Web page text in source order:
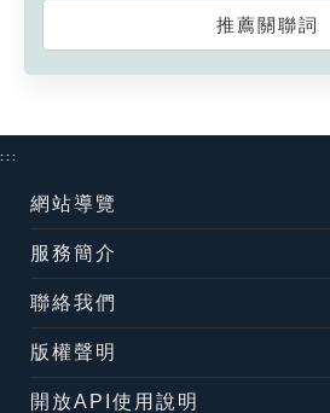
推薦關聯詞
:::
網站導覽
服務簡介
聯絡我們
版權聲明
開放API使用說明